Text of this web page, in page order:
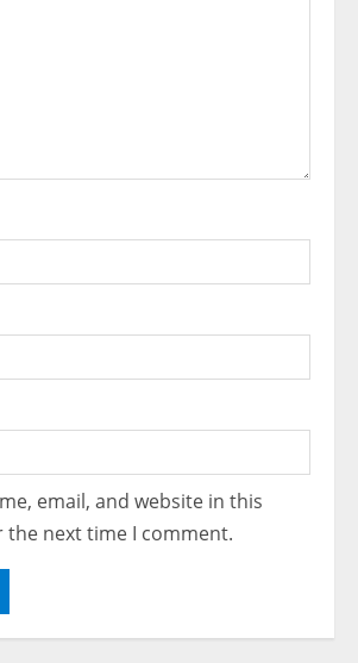
email, and website in this
the next time I comment.